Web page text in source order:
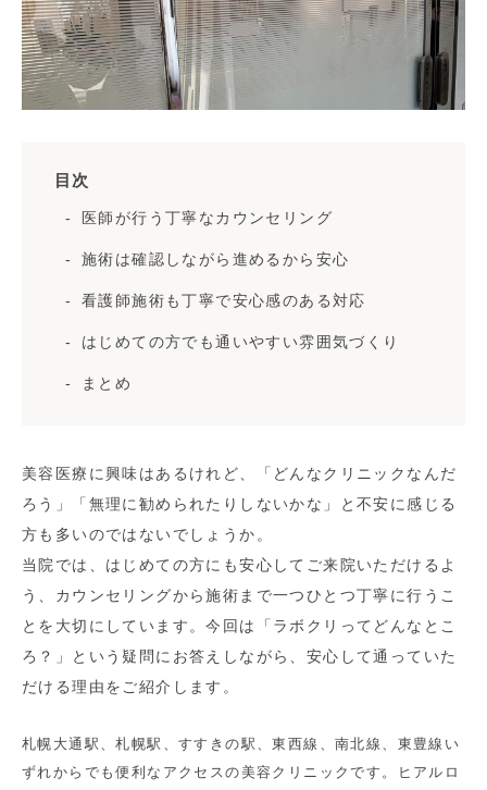
目次
医師が行う丁寧なカウンセリング
施術は確認しながら進めるから安心
看護師施術も丁寧で安心感のある対応
はじめての方でも通いやすい雰囲気づくり
まとめ
美容医療に興味はあるけれど、「どんなクリニックなんだ
ろう」「無理に勧められたりしないかな」と不安に感じる
方も多いのではないでしょうか。
当院では、はじめての方にも安心してご来院いただけるよ
う、カウンセリングから施術まで一つひとつ丁寧に行うこ
とを大切にしています。今回は「ラボクリってどんなとこ
ろ？」という疑問にお答えしながら、安心して通っていた
だける理由をご紹介します。
札幌大通駅、札幌駅、すすきの駅、東西線、南北線、東豊線い
ずれからでも便利なアクセスの美容クリニックです。ヒアルロ